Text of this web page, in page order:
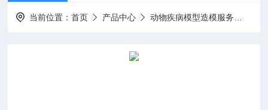
当前位置：首页 产品中心 动物疾病模型造模服务